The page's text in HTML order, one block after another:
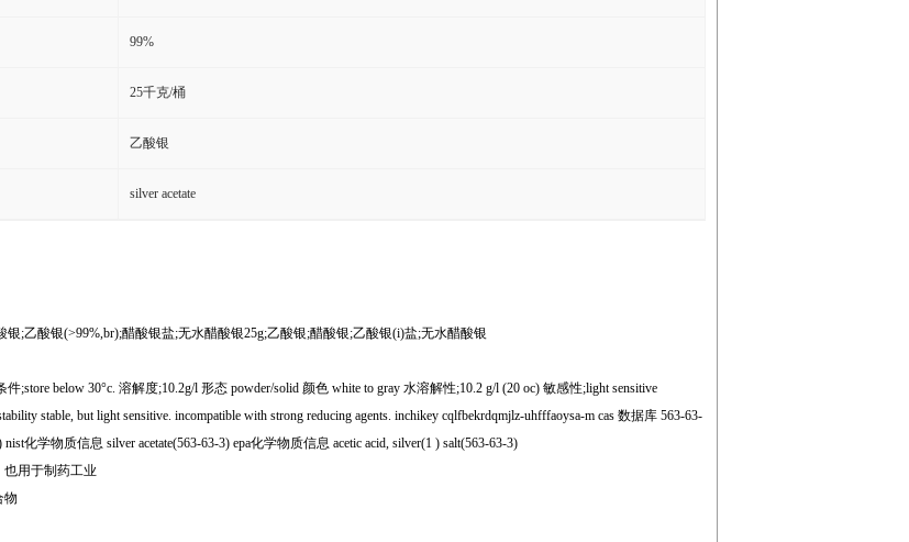
99%
25千克/桶
乙酸银
silver acetate
银;乙酸银(>99%,br);醋酸银盐;无水醋酸银25g;乙酸银;醋酸银;乙酸银(i)盐;无水醋酸银
;store below 30°c. 溶解度;10.2g/l 形态 powder/solid 颜色 white to gray 水溶解性;10.2 g/l (20 oc) 敏感性;light sensitive
stable, but light sensitive. incompatible with strong reducing agents. inchikey cqlfbekrdqmjlz-uhfffaoysa-m cas 数据库 563-63-
nist化学物质信息 silver acetate(563-63-3) epa化学物质信息 acetic acid, silver(1 ) salt(563-63-3)
用于制药工业
物